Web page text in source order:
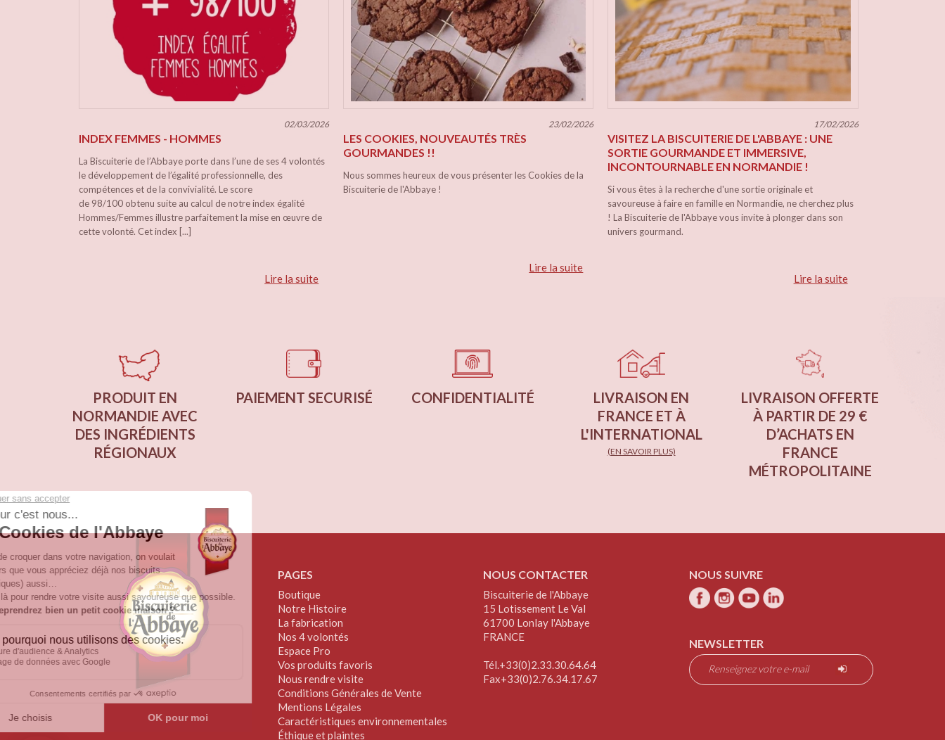
02/03/2026
INDEX FEMMES - HOMMES
La Biscuiterie de l’Abbaye porte dans l’une de ses 4 volontés
le développement de l’égalité professionnelle, des
compétences et de la convivialité. Le score
de 98/100 obtenu suite au calcul de notre index égalité
Hommes/Femmes illustre parfaitement la mise en œuvre de
cette volonté. Cet index [...]
Lire la suite
23/02/2026
LES COOKIES, NOUVEAUTÉS TRÈS
GOURMANDES !!
Nous sommes heureux de vous présenter les Cookies de la
Biscuiterie de l'Abbaye !
Lire la suite
17/02/2026
VISITEZ LA BISCUITERIE DE L'ABBAYE : UNE
SORTIE GOURMANDE ET IMMERSIVE,
INCONTOURNABLE EN NORMANDIE !
Si vous êtes à la recherche d'une sortie originale et
savoureuse à faire en famille en Normandie, ne cherchez plus
! La Biscuiterie de l'Abbaye vous invite à plonger dans son
univers gourmand.
Lire la suite
PRODUIT EN
NORMANDIE AVEC
DES INGRÉDIENTS
RÉGIONAUX
PAIEMENT SECURISÉ CONFIDENTIALITÉ
LIVRAISON EN
FRANCE ET À
L'INTERNATIONAL
(EN SAVOIR PLUS)
LIVRAISON OFFERTE
À PARTIR DE 29 €
D’ACHATS EN
FRANCE
MÉTROPOLITAINE
PAGES
Boutique
Notre Histoire
La fabrication
Nos 4 volontés
Espace Pro
Vos produits favoris
Nous rendre visite
Conditions Générales de Vente
Mentions Légales
Caractéristiques environnementales
Éthique et plaintes
NOUS CONTACTER
Biscuiterie de l'Abbaye
15 Lotissement Le Val
61700 Lonlay l'Abbaye
FRANCE
Tél.+33(0)2.33.30.64.64
Fax+33(0)2.76.34.17.67
NOUS SUIVRE
NEWSLETTER